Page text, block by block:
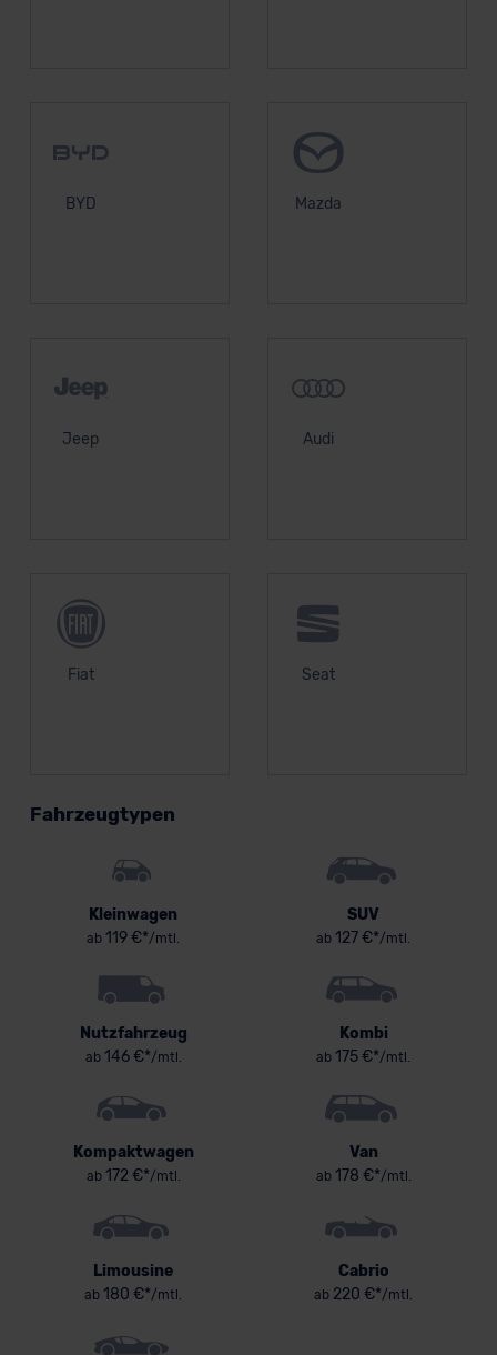
BYD Mazda
Jeep Audi
Fiat Seat
Fahrzeugtypen
Kleinwagen
ab 119 €*/mtl.
SUV
ab 127 €*/mtl.
Nutzfahrzeug
ab146 €*/mtl.
Kombi
ab 175 €*/mtl.
Kompaktwagen
ab172 €*/mtl.
Van
ab178 €*/mtl.
Limousine
ab 180 €*/mtl.
Cabrio
ab 220 €*/mtl.